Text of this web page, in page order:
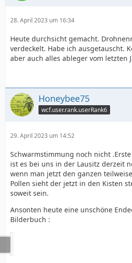
28. April 2023 um 16:34
Heute durchsicht gemacht.
verdeckelt. Habe ich ausgetauscht.
aber auch alles ableger vom letzten
Honeybee75
wcf.user.rank.userRank6
29. April 2023 um 14:52
Schwarmstimmung noch nicht
ist es bei uns in der Lausitz derzeit
wenn man jetzt den ganzen
Pollen sieht der jetzt in den Kisten
soweit sein.
Ansonten heute eine unschöne
Bilderbuch :